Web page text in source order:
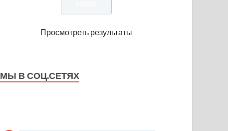
Просмотреть результаты
МЫ В СОЦ.СЕТЯХ